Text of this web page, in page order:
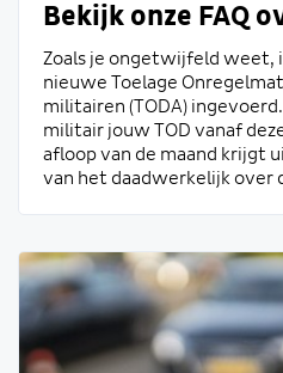
Bekijk onze FAQ
Zoals je ongetwijfeld weet,
nieuwe Toelage
militairen (TODA)
militair jouw TOD vanaf
afloop van de maand krijgt
van het daadwerkelijk over